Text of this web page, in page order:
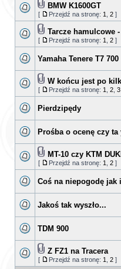
BMW K1600GT
[ Przejdź na stronę: 1 2 ]
Tarcze hamulcowe
[ Przejdź na stronę: 1 2 ]
Yamaha Tenere T7 700
W końcu jest po
[ Przejdź na stronę: 1 2 3
Pierdzipędy
Prośba o ocenę czy
MT-10 czy KTM
[ Przejdź na stronę: 1 2 ]
Coś na niepogodę jak
Jakoś tak wyszło...
TDM 900
Z FZ1 na Tracera
[ Przejdź na stronę: 1 2 ]